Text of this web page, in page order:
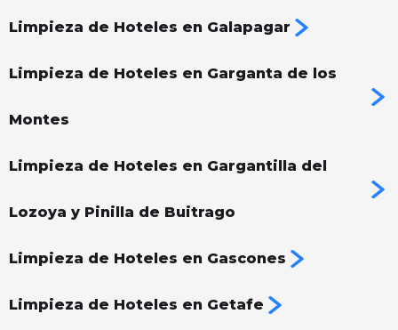
Limpieza de Hoteles en Galapagar
Limpieza de Hoteles en Garganta de los
Montes
Limpieza de Hoteles en Gargantilla del
Lozoya y Pinilla de Buitrago
Limpieza de Hoteles en Gascones
Limpieza de Hoteles en Getafe